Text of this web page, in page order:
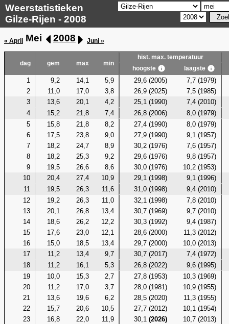
Weerstatistieken
Gilze-Rijen - 2008
« April Mei 2008 Juni »
dag gem max min
hist. max. temperatuur
hoogste
laagste
1 9,2 14,1 5,9 29,6 (2005)
7,7 (1979)
2
11,0 17,0 3,8 26,9 (2025)
7,5 (1985)
3
13,6 20,1 4,2 25,1 (1990)
7,4 (2010)
4
15,2 21,8 7,4 26,8 (2006)
8,0 (1979)
5
15,8 21,8 8,2 27,4 (1990)
8,0 (1979)
6
17,5 23,8 9,0 27,9 (1990)
9,1 (1957)
7
18,2 24,7 8,9 30,2 (1976)
7,6 (1957)
8
18,2 25,3 9,2 29,6 (1976)
9,8 (1957)
9
19,5 26,6 8,6 30,0 (1976)
10,2 (1953)
10
20,4 27,4 10,9 29,1 (1998)
9,1 (1996)
11
19,5 26,3 11,6 31,0 (1998)
9,4 (2010)
12
19,2 26,3 11,0 32,1 (1998)
7,8 (2010)
13
20,1 26,8 13,4 30,7 (1969)
9,7 (2010)
14
18,6 26,2 12,2 30,3 (1992)
9,4 (1987)
15
17,6 23,0 12,1 28,6 (2000)
11,3 (2012)
16
15,0 18,5 13,4 29,7 (2000)
10,0 (2013)
17
11,2 13,4 9,7 30,7 (2017)
7,4 (1972)
18
11,2 16,1 5,3 26,8 (2022)
9,6 (1995)
19
10,0 15,3 2,7 27,8 (1953)
10,3 (1969)
20
11,2 17,0 3,7 28,0 (1981)
10,9 (1955)
21
13,6 19,6 6,2 28,5 (2020)
11,3 (1955)
22
15,7 20,6 10,5 27,7 (2012)
10,1 (1954)
23
16,8 22,0 11,9 30,1(2026)
10,7 (2013)